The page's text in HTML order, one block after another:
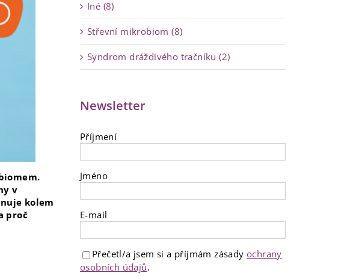
v
kolem
proč
Iné (8)
Střevní mikrobiom (8)
Syndrom dráždivého tračníku (2)
Newsletter
Příjmení
Jméno
E-mail
Přečetl/a jsem si a příjmám zásadyochrany
osobních údajů.